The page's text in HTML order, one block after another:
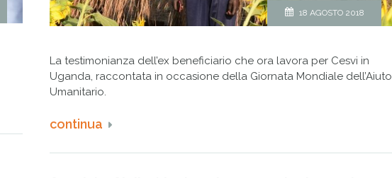
18 AGOSTO 2018
La testimonianza dell’ex beneficiario che ora lavora per Cesvi in
Uganda, raccontata in occasione della Giornata Mondiale dell’Aiuto
Umanitario.
continua